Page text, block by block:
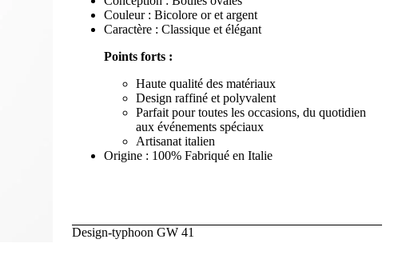
Couleur : Bicolore or et argent
Caractère : Classique et élégant
Points forts :
Haute qualité des matériaux
Design raffiné et polyvalent
Parfait pour toutes les occasions, du quotidien
aux événements spéciaux
Artisanat italien
Origine : 100% Fabriqué en Italie
Design-typhoon GW 41